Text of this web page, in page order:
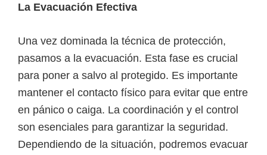
La Evacuación Efectiva
Una vez dominada la técnica de protección,
pasamos a la evacuación. Esta fase es crucial
para poner a salvo al protegido. Es importante
mantener el contacto físico para evitar que entre
en pánico o caiga. La coordinación y el control
son esenciales para garantizar la seguridad.
Dependiendo de la situación, podremos evacuar